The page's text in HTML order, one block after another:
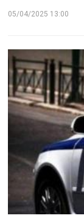
05/04/2025 13:00